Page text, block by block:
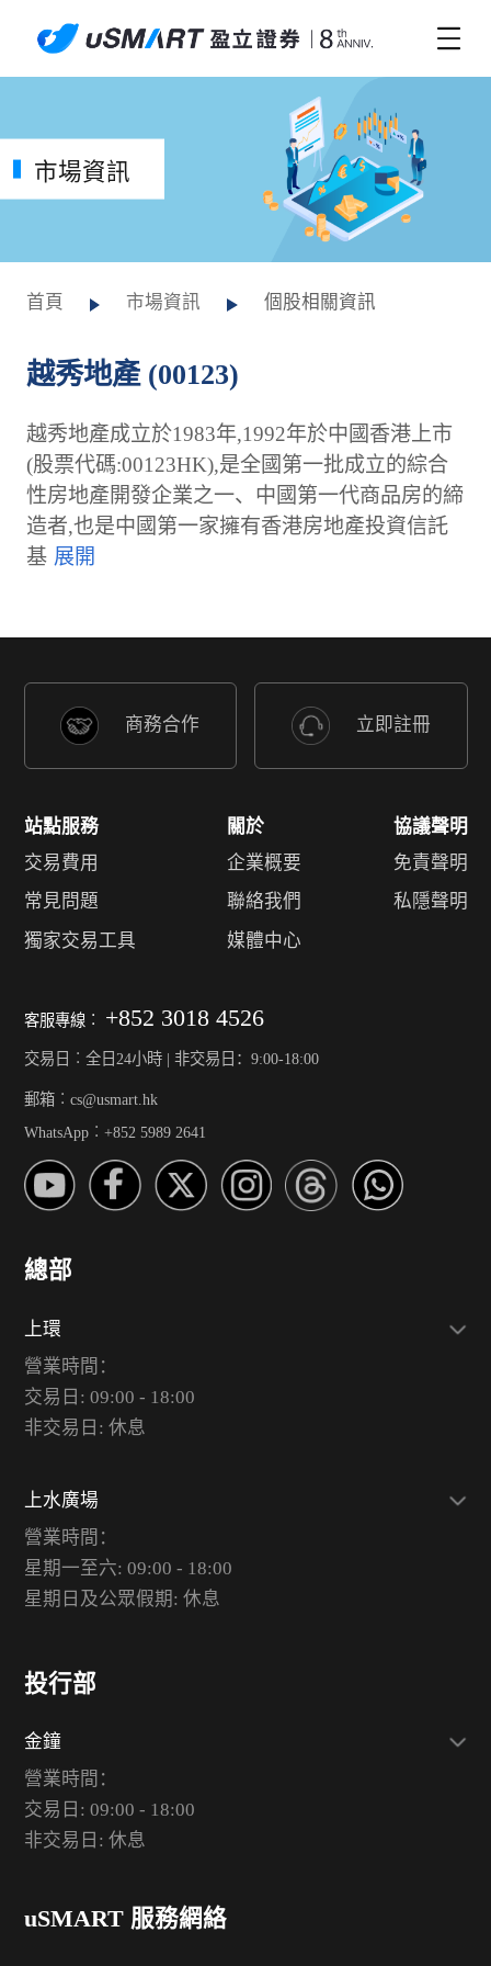
市場資訊
首頁 市場資訊 個股相關資訊
越秀地產 (00123)
越秀地產成立於1983年,1992年於中國香港上市
(股票代碼:00123HK),是全國第一批成立的綜合
性房地產開發企業之一、中國第一代商品房的締
造者,也是中國第一家擁有香港房地產投資信託
基
商務合作 立即註冊
站點服務
交易費用
常見問題
獨家交易工具
關於
企業概要
聯絡我們
媒體中心
協議聲明
免責聲明
私隱聲明
客服專線︰ +852 3018 4526
交易日︰全日24小時 | 非交易日：9:00-18:00
郵箱︰cs@usmart.hk
WhatsApp︰+852 5989 2641
總部
上環
營業時間：
交易日: 09:00 - 18:00
非交易日: 休息
上水廣場
營業時間：
星期一至六: 09:00 - 18:00
星期日及公眾假期: 休息
投行部
金鐘
營業時間：
交易日: 09:00 - 18:00
非交易日: 休息
uSMART 服務網絡